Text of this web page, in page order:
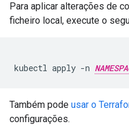
Para aplicar alterações de
ficheiro local, execute o
kubectl apply -n
Também pode usar o
configurações.